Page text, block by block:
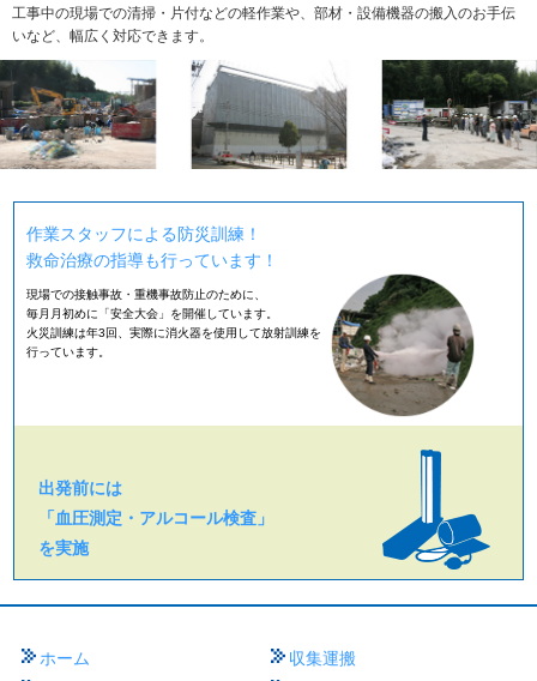
工事中の現場での清掃・片付などの軽作業や、部材・設備機器の搬入のお手伝
いなど、幅広く対応できます。
作業スタッフによる防災訓練！
救命治療の指導も行っています！
現場での接触事故・重機事故防止のために、
毎月月初めに「安全大会」を開催しています。
火災訓練は年3回、実際に消火器を使用して放射訓練を
行っています。
出発前には
「血圧測定・アルコール検査」
を実施
ホーム
収集運搬